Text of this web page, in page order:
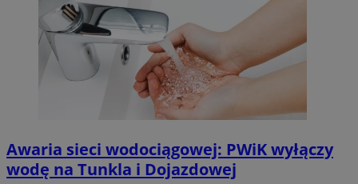
Awaria sieci wodociągowej: PWiK wyłączy
wodę na Tunkla i Dojazdowej